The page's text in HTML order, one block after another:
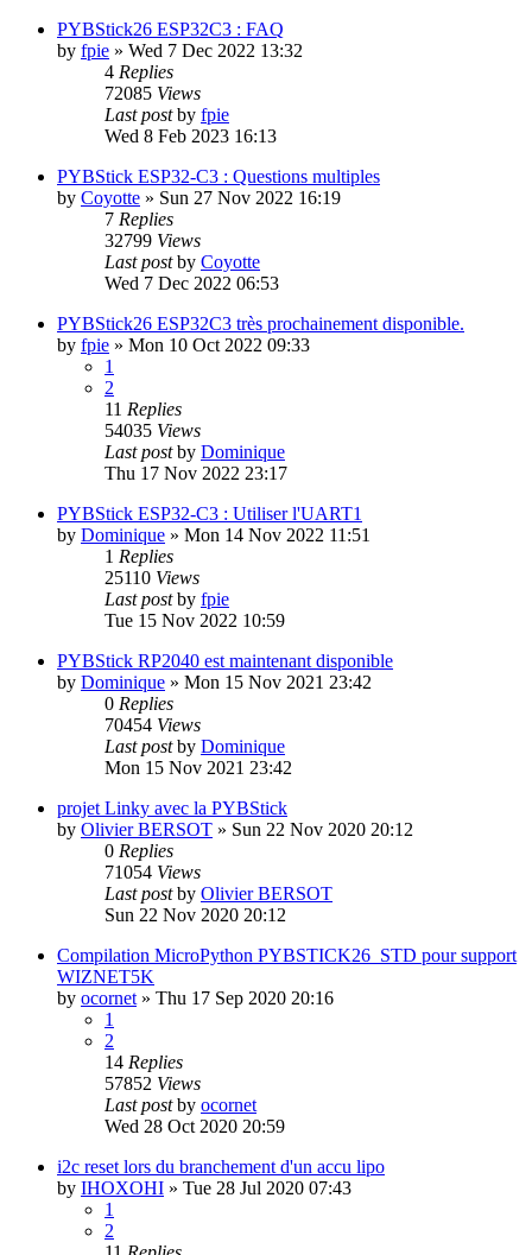
PYBStick26 ESP32C3 : FAQ
by fpie » Wed 7 Dec 2022 13:32
4 Replies
72085 Views
Last postby fpie
Wed 8 Feb 2023 16:13
PYBStick ESP32-C3 : Questions multiples
by Coyotte » Sun 27 Nov 2022 16:19
7 Replies
32799 Views
Last postby Coyotte
Wed 7 Dec 2022 06:53
PYBStick26 ESP32C3 très prochainement disponible.
by fpie » Mon 10 Oct 2022 09:33
1
2
11 Replies
54035 Views
Last postby Dominique
Thu 17 Nov 2022 23:17
PYBStick ESP32-C3 : Utiliser l'UART1
by Dominique » Mon 14 Nov 2022 11:51
1 Replies
25110 Views
Last postby fpie
Tue 15 Nov 2022 10:59
PYBStick RP2040 est maintenant disponible
by Dominique » Mon 15 Nov 2021 23:42
0 Replies
70454 Views
Last postby Dominique
Mon 15 Nov 2021 23:42
projet Linky avec la PYBStick
by Olivier BERSOT » Sun 22 Nov 2020 20:12
0 Replies
71054 Views
Last postby Olivier BERSOT
Sun 22 Nov 2020 20:12
Compilation MicroPython PYBSTICK26_STD pour support
WIZNET5K
by ocornet » Thu 17 Sep 2020 20:16
1
2
14 Replies
57852 Views
Last postby ocornet
Wed 28 Oct 2020 20:59
i2c reset lors du branchement d'un accu lipo
by IHOXOHI » Tue 28 Jul 2020 07:43
1
2